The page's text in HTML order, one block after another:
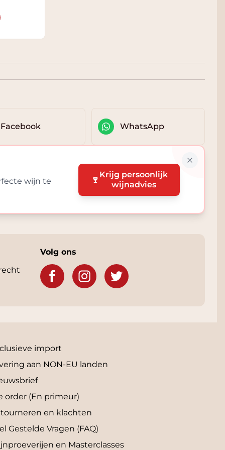
Facebook WhatsApp
wijn te
🍷 Krijg persoonlijk
wijnadvies
Volg ons
import
aan NON-EU landen
order (En primeur)
en klachten
Gestelde Vragen (FAQ)
en Masterclasses